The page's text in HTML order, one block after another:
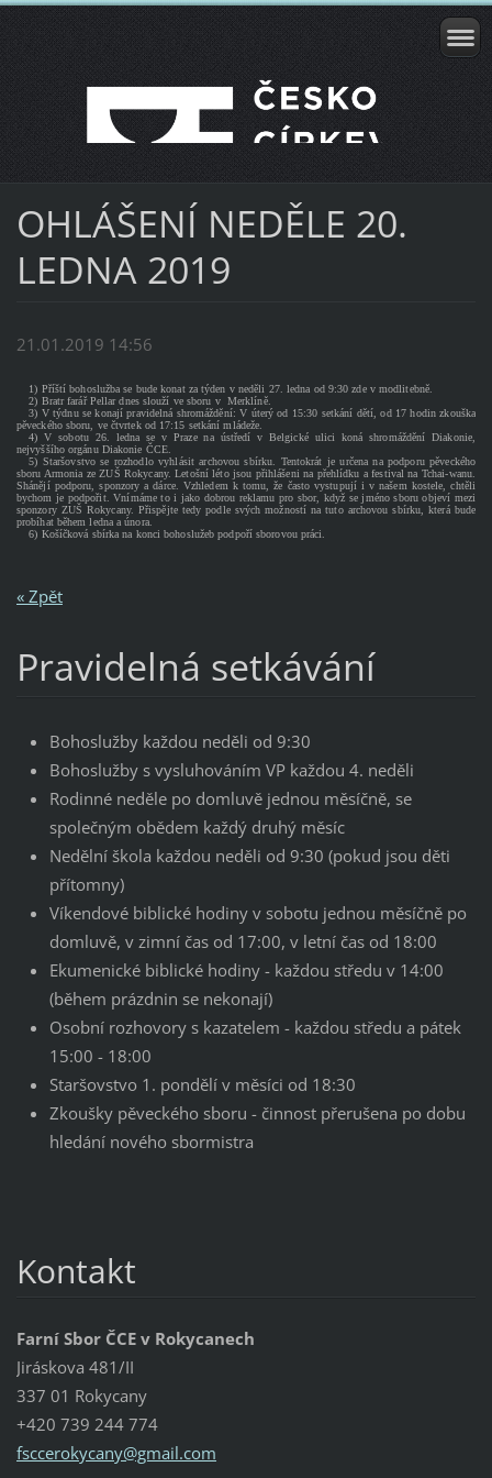
OHLÁŠENÍ NEDĚLE 20.
LEDNA 2019
21.01.2019 14:56
1) Příští bohoslužba se bude konat za týden v neděli 27. ledna od 9:30 zde v modlitebně.
2) Bratr farář Pellar dnes slouží ve sboru v Merklíně.
3) V týdnu se konají pravidelná shromáždění: V úterý od 15:30 setkání dětí, od 17 hodin zkouška
pěveckého sboru, ve čtvrtek od 17:15 setkání mládeže.
4) V sobotu 26. ledna se v Praze na ústředí v Belgické ulici koná shromáždění Diakonie,
nejvyššího orgánu Diakonie ČCE.
5) Staršovstvo se rozhodlo vyhlásit archovou sbírku. Tentokrát je určena na podporu pěveckého
sboru Armonia ze ZUŠ Rokycany. Letošní léto jsou přihlášeni na přehlídku a festival na Tchai-wanu.
Shánějí podporu, sponzory a dárce. Vzhledem k tomu, že často vystupují i v našem kostele, chtěli
bychom je podpořit. Vnímáme to i jako dobrou reklamu pro sbor, když se jméno sboru objeví mezi
sponzory ZUŠ Rokycany. Přispějte tedy podle svých možností na tuto archovou sbírku, která bude
probíhat během ledna a února.
6) Košíčková sbírka na konci bohoslužeb podpoří sborovou práci.
« Zpět
Pravidelná setkávání
Bohoslužby každou neděli od 9:30
Bohoslužby s vysluhováním VP každou 4. neděli
Rodinné neděle po domluvě jednou měsíčně, se
společným obědem každý druhý měsíc
Nedělní škola každou neděli od 9:30 (pokud jsou děti
přítomny)
Víkendové biblické hodiny v sobotu jednou měsíčně po
domluvě, v zimní čas od 17:00, v letní čas od 18:00
Ekumenické biblické hodiny - každou středu v 14:00
(během prázdnin se nekonají)
Osobní rozhovory s kazatelem - každou středu a pátek
15:00 - 18:00
Staršovstvo 1. pondělí v měsíci od 18:30
Zkoušky pěveckého sboru - činnost přerušena po dobu
hledání nového sbormistra
Kontakt
Farní Sbor ČCE v Rokycanech
Jiráskova 481/II
337 01 Rokycany
+420 739 244 774
fsccerokycany@gmail.com